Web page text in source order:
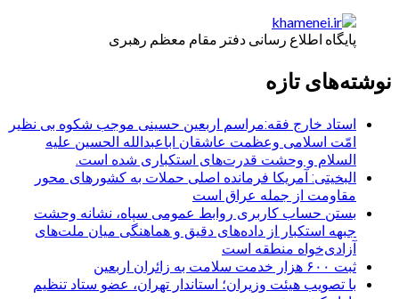
پایگاه اطلاع رسانی دفتر مقام معظم رهبری
نوشته‌های تازه
استاد خارج فقه:مراسم اربعین حسینی موجب شکوه بی نظیر
امّت اسلامی وعظمت عاشقان اباعبدالله الحسین علیه
السلام و وحشت قدرت‌های استکباری شده است.
البخیتی: آمریکا فرمانده اصلی حملات به کشورهای محور
مقاومت از جمله عراق است
بستن حساب کاربری روابط عمومی سپاه، نشانه‌ وحشت
جبهه استکبار از داده‌های دقیق و هماهنگی میان ملت‌های
آزادی‌خواه منطقه است
ثبت ۶۰۰ هزار خدمت سلامت به زائران اربعین
با تصویب هیئت وزیران؛ استاندار تهران، عضو ستاد تنظیم